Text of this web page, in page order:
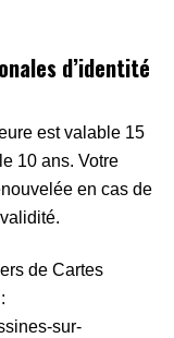
d’identité
est valable 15
10 ans. Votre
en cas de
de Cartes
sur-